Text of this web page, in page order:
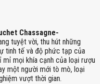
Chassagne-
tuyệt vời, thu hút những
tinh tế và độ phức tạp của
mọi khía cạnh của loại rượu
một người mới tò mò, loại
vượt thời gian.